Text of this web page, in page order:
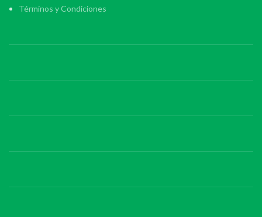
Términos y Condiciones